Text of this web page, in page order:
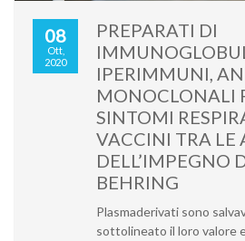
08
Ott,
2020
PREPARATI DI
IPERIMMUNI,
MONOCLONALI
SINTOMI
VACCINI TRA LE
DELL’IMPEGNO
BEHRING
Plasmaderivati sono
sottolineato il loro valore